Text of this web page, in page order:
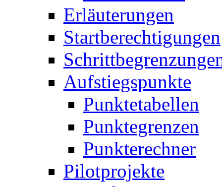
Erläuterungen
Startberechtigungen
Aufstiegspunkte
Punktetabellen
Punktegrenzen
Punkterechner
Pilotprojekte